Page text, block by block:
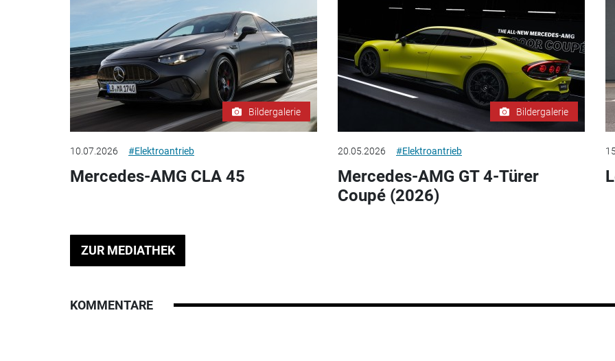
Bildergalerie
10.07.2026 #Elektroantrieb
Mercedes-AMG CLA 45
Bildergalerie
20.05.2026 #Elektroantrieb
Mercedes-AMG GT 4-Türer
Coupé (2026)
ZUR MEDIATHEK
KOMMENTARE